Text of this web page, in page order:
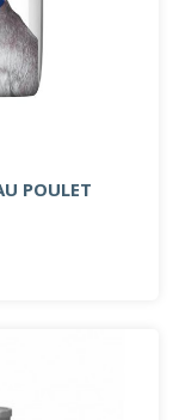
POULET